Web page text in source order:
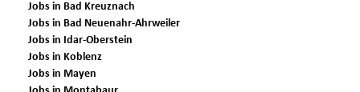
Jobs in Bad Kreuznach
Jobs in Bad Neuenahr-Ahrweiler
Jobs in Idar-Oberstein
Jobs in Koblenz
Jobs in Mayen